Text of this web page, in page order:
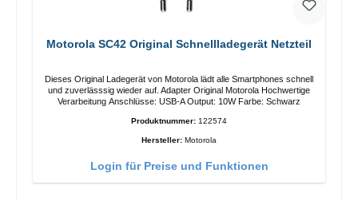
Motorola SC42 Original Schnellladegerät Netzteil
Dieses Original Ladegerät von Motorola lädt alle Smartphones schnell
und zuverlässsig wieder auf. Adapter Original Motorola Hochwertige
Verarbeitung Anschlüsse: USB-A Output: 10W Farbe: Schwarz
Produktnummer: 122574
Hersteller: Motorola
Login für Preise und Funktionen